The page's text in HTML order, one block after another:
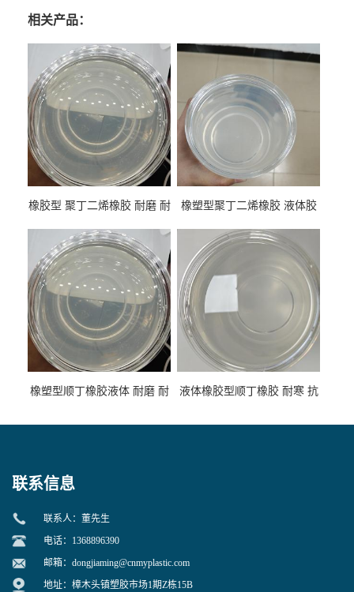
相关产品：
橡胶型 聚丁二烯橡胶 耐磨 耐
性
橡塑型聚丁二烯橡胶 液体胶
专用
橡塑型顺丁橡胶液体 耐磨 耐
液体橡胶型顺丁橡胶 耐寒 抗
联系信息
联系人：董先生
电话：1368896390
邮箱： dongjiaming@cnmyplastic.com
地址：樟木头镇塑胶市场1期Z栋15B